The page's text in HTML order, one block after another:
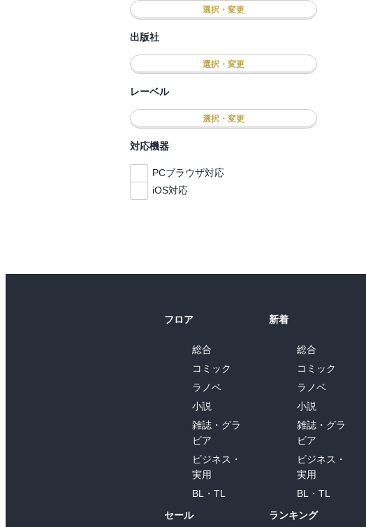
選択・変更
出版社
選択・変更
レーベル
選択・変更
対応機器
PCブラウザ対応
iOS対応
フロア
総合
コミック
ラノベ
小説
雑誌・グラ
ビア
ビジネス・
実用
BL・TL
セール
新着
総合
コミック
ラノベ
小説
雑誌・グラ
ビア
ビジネス・
実用
BL・TL
ランキング